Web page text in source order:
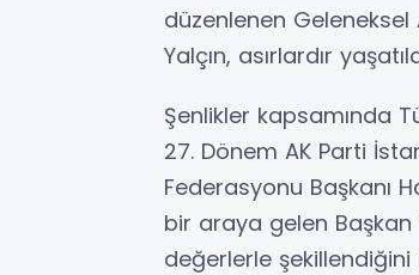
düzenlenen Geleneksel
Yalçın, asırlardır
Şenlikler kapsamında
27. Dönem AK Parti
Federasyonu Başkanı
bir araya gelen Başkan
değerlerle